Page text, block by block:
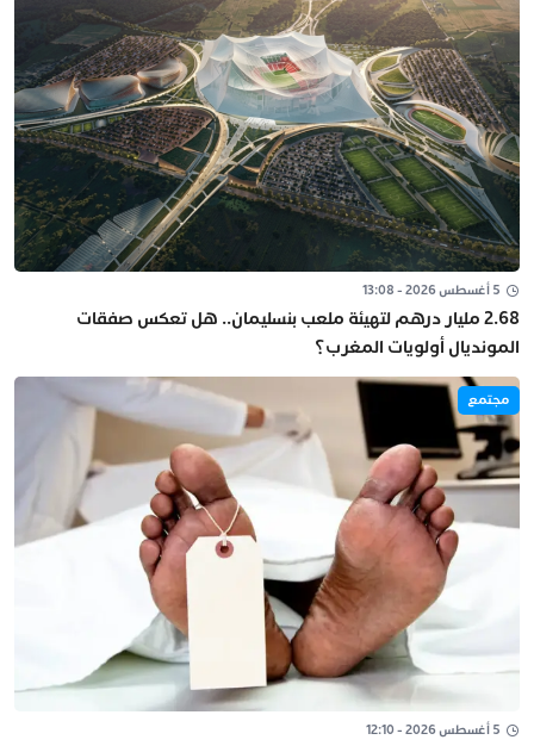
5 أغسطس 2026 - 13:08
2.68 مليار درهم لتهيئة ملعب بنسليمان.. هل تعكس صفقات
المونديال أولويات المغرب؟
مجتمع
5 أغسطس 2026 - 12:10